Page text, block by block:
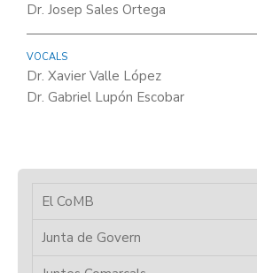
Dr. Josep Sales Ortega
VOCALS
Dr. Xavier Valle López
Dr. Gabriel Lupón Escobar
El CoMB
Junta de Govern